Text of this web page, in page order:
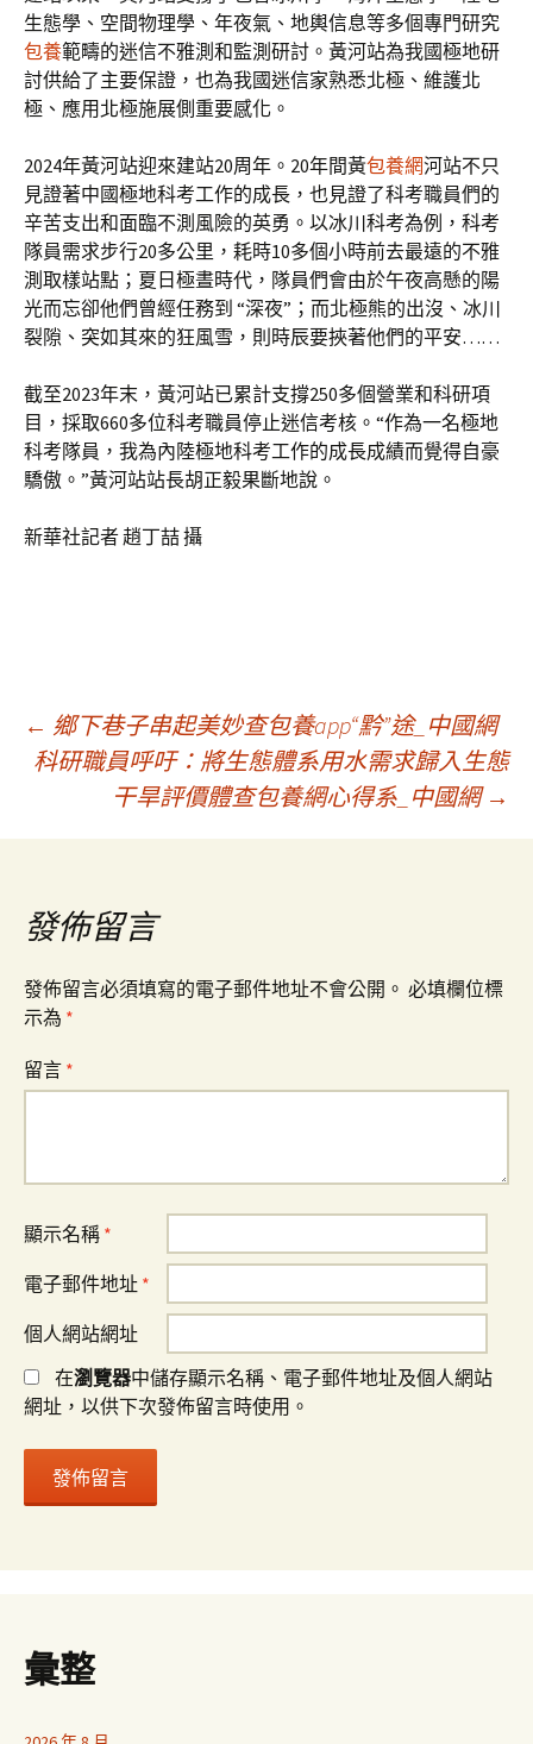
生態學、空間物理學、年夜氣、地輿信息等多個專門研究
包養範疇的迷信不雅測和監測研討。黃河站為我國極地研
討供給了主要保證，也為我國迷信家熟悉北極、維護北
極、應用北極施展側重要感化。
2024年黃河站迎來建站20周年。20年間黃包養網河站不只
見證著中國極地科考工作的成長，也見證了科考職員們的
辛苦支出和面臨不測風險的英勇。以冰川科考為例，科考
隊員需求步行20多公里，耗時10多個小時前去最遠的不雅
測取樣站點；夏日極晝時代，隊員們會由於午夜高懸的陽
光而忘卻他們曾經任務到 “深夜”；而北極熊的出沒、冰川
裂隙、突如其來的狂風雪，則時辰要挾著他們的平安……
截至2023年末，黃河站已累計支撐250多個營業和科研項
目，採取660多位科考職員停止迷信考核。“作為一名極地
科考隊員，我為內陸極地科考工作的成長成績而覺得自豪
驕傲。”黃河站站長胡正毅果斷地說。
新華社記者 趙丁喆 攝
文
導
覽
← 鄉下巷子串起美妙查包養app“黔”途_中國網
科研職員呼吁：將生態體系用水需求歸入生態
干旱評價體查包養網心得系_中國網 →
發佈留言
發佈留言必須填寫的電子郵件地址不會公開。 必填欄位標
示為 *
留言 *
顯示名稱 *
電子郵件地址 *
個人網站網址
在瀏覽器中儲存顯示名稱、電子郵件地址及個人網站
網址，以供下次發佈留言時使用。
彙整